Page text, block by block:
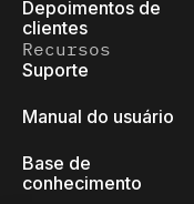
Depoimentos de
clientes
Recursos
Suporte
Manual do usuário
Base de
conhecimento